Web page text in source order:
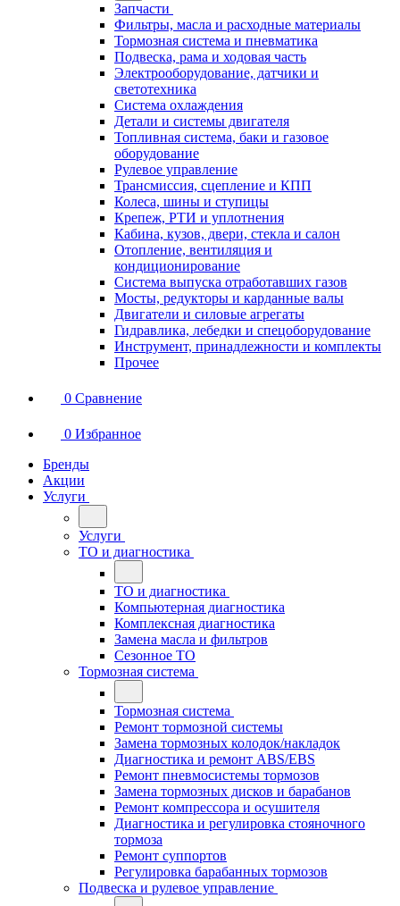
Запчасти
Фильтры, масла и расходные материалы
Тормозная система и пневматика
Подвеска, рама и ходовая часть
Электрооборудование, датчики и
светотехника
Система охлаждения
Детали и системы двигателя
Топливная система, баки и газовое
оборудование
Рулевое управление
Трансмиссия, сцепление и КПП
Колеса, шины и ступицы
Крепеж, РТИ и уплотнения
Кабина, кузов, двери, стекла и салон
Отопление, вентиляция и
кондиционирование
Система выпуска отработавших газов
Мосты, редукторы и карданные валы
Двигатели и силовые агрегаты
Гидравлика, лебедки и спецоборудование
Инструмент, принадлежности и комплекты
Прочее
0 Сравнение
0 Избранное
Бренды
Акции
Услуги
Услуги
ТО и диагностика
ТО и диагностика
Компьютерная диагностика
Комплексная диагностика
Замена масла и фильтров
Сезонное ТО
Тормозная система
Тормозная система
Ремонт тормозной системы
Замена тормозных колодок/накладок
Диагностика и ремонт ABS/EBS
Ремонт пневмосистемы тормозов
Замена тормозных дисков и барабанов
Ремонт компрессора и осушителя
Диагностика и регулировка стояночного
тормоза
Ремонт суппортов
Регулировка барабанных тормозов
Подвеска и рулевое управление